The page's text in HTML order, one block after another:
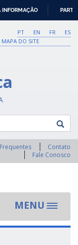
INFORMAÇÃO
PT EN FR
ES
MAPA DO SITE
Contato
Fale Conosco
MENU
Toggle